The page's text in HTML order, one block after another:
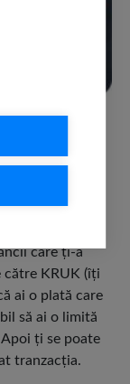
a plăţii
online, din
alta. Totuşi,
care ţi-a
către KRUK (îţi
ai o plată care
să ai o limită
ţi se poate
tranzacţia.